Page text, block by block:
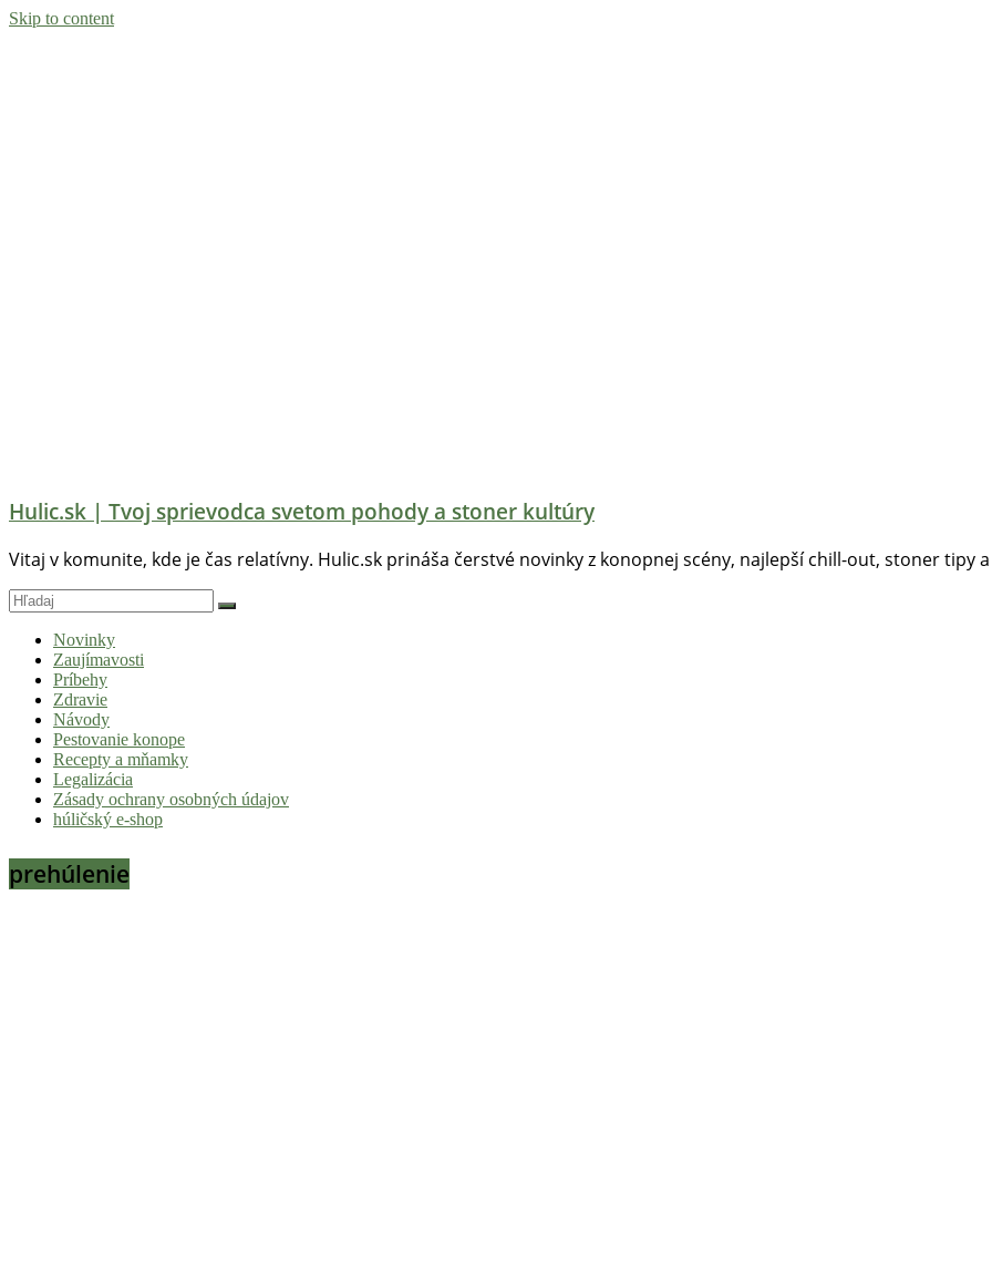
Skip to content
Hulic.sk | Tvoj sprievodca svetom pohody a stoner kultúry
Vitaj v komunite, kde je čas relatívny. Hulic.sk prináša čerstvé novinky z konopnej scény, najlepší chill-out, stoner tipy
Novinky
Zaujímavosti
Príbehy
Zdravie
Návody
Pestovanie konope
Recepty a mňamky
Legalizácia
Zásady ochrany osobných údajov
húličský e-shop
prehúlenie